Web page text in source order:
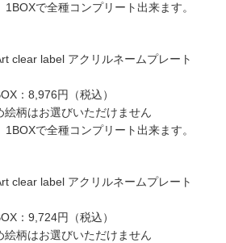
で全種コンプリート出来ます。
clear label アクリルネームプレート
：8,976円（税込）
柄はお選びいただけません
で全種コンプリート出来ます。
clear label アクリルネームプレート
：9,724円（税込）
柄はお選びいただけません